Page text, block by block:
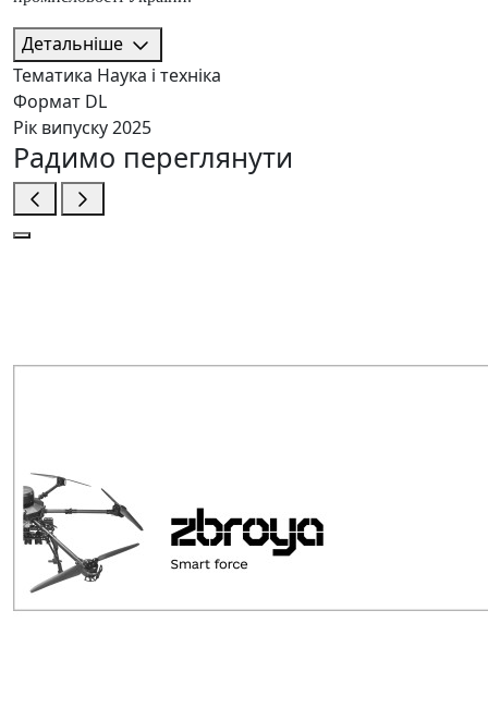
Детальніше
Тематика Наука і техніка
Формат DL
Рік випуску2025
Радимо переглянути